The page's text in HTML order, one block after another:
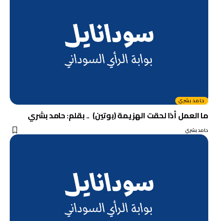
حامد بشري
ما العمل أذا لحقت الهزيمة (بوتين) .. بقلم: حامد بشري
حامد بشري